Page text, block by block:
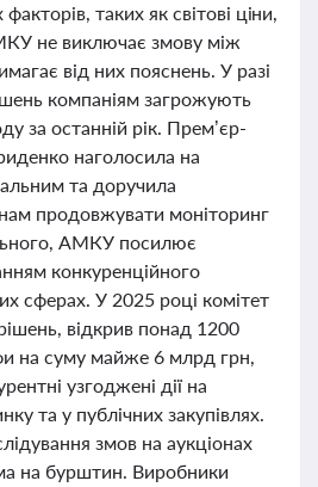
таких як світові ціни,
не виключає змову між
від них пояснень. У разі
компаніям загрожують
за останній рік. Прем’єр-
наголосила на
та доручила
продовжувати моніторинг
АМКУ посилює
конкуренційного
сферах. У 2025 році комітет
відкрив понад 1200
на суму майже 6 млрд грн,
узгоджені дії на
та у публічних закупівлях.
змов на аукціонах
на бурштин. Виробники